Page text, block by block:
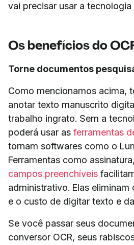
vai precisar usar a tecnologia
Os benefícios do
Torne documentos
Como mencionamos acima,
anotar texto manuscrito
trabalho ingrato. Sem a
poderá usar as ferramentas
tornam softwares como o
Ferramentas como
campos preenchíveis
administrativo. Elas
e o custo de digitar texto e
Se você passar seus
conversor OCR, seus